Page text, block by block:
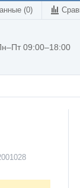
(0)
09:00–18:00